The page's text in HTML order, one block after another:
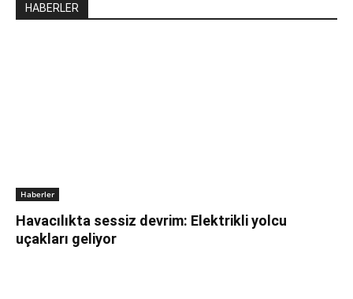
HABERLER
Haberler
Havacılıkta sessiz devrim: Elektrikli yolcu
uçakları geliyor